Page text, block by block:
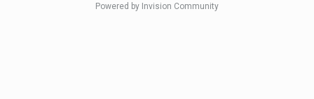
Powered by Invision Community